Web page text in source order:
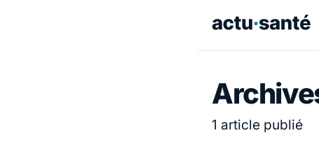
1 article publié